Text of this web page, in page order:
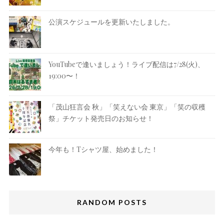
公演スケジュールを更新いたしました。
YouTubeで逢いましょう！ライブ配信は7/28(火)、
19:00〜！
「茂山狂言会 秋」「笑えない会 東京」「笑の収穫
祭」チケット発売日のお知らせ！
今年も！Tシャツ屋、始めました！
RANDOM POSTS